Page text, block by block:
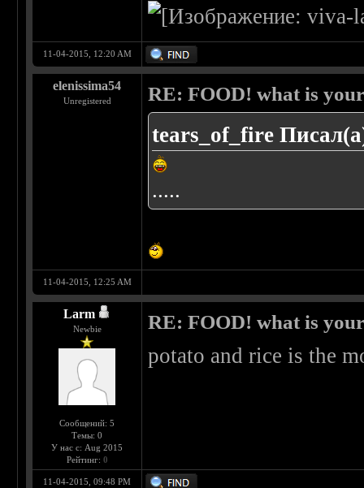
11-04-2015, 12:20 AM
elenissima54
Unregistered RE: FOOD! what is
tears_of_fire
.....
11-04-2015, 12:25 AM
Larm
Newbie
Сообщений: 5
Темы: 0
У нас с: Aug 2015
Рейтинг: 0
RE: FOOD! what is
potato and rice is the
11-04-2015, 09:48 PM